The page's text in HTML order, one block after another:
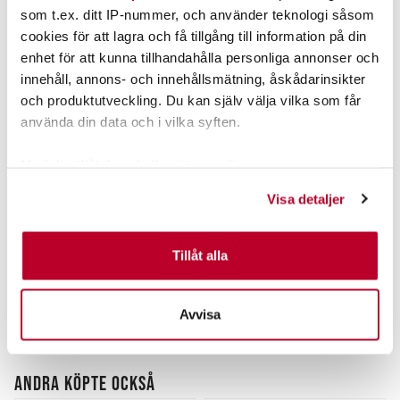
som t.ex. ditt IP-nummer, och använder teknologi såsom
cookies för att lagra och få tillgång till information på din
enhet för att kunna tillhandahålla personliga annonser och
innehåll, annons- och innehållsmätning, åskådarinsikter
och produktutveckling. Du kan själv välja vilka som får
använda din data och i vilka syften.
Identifiera din enhet genom att aktivt skanna den för
specifika kännetecken (fingeravtryck)
Ta reda på mer om hur dina personliga uppgifter
Du kan ändra eller dra tillbaka ditt samtycke när som
helst från cookie-förklaringen.
Vi använder enhetsidentifierare för att anpassa innehållet
Visa detaljer
Tillåt alla
Avvisa
Abu Stor-Zigge 18g
Nuvarande pris:
ANDRA KÖPTE OCKSÅ